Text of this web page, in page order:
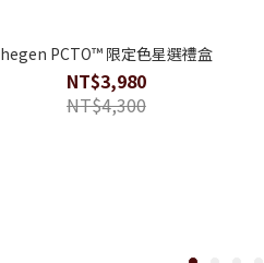
hegen PCTO™ 限定色星選禮盒
NT$3,980
NT$4,300